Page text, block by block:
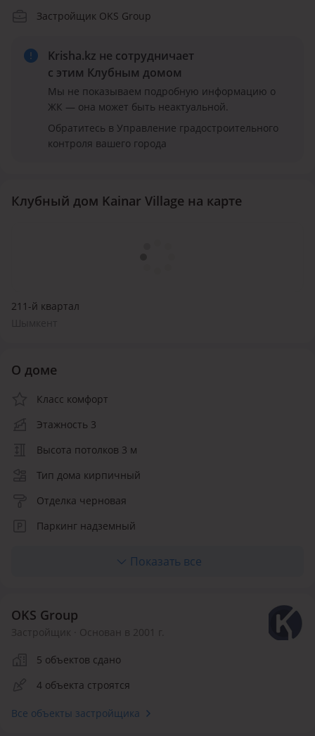
Застройщик OKS Group
Krisha.kz не сотрудничает
с этим Клубным домом
Мы не показываем подробную информацию о
ЖК — она может быть неактуальной.
Обратитесь в Управление градостроительного
контроля вашего города
Клубный дом Kainar Village на карте
211-й квартал
О доме
Класс комфорт
Этажность 3
Высота потолков 3 м
Тип дома кирпичный
Отделка черновая
Паркинг надземный
Показать все
OKS Group
Застройщик · Основан в 2001 г.
5 объектов сдано
4 объекта строятся
Все объекты застройщика